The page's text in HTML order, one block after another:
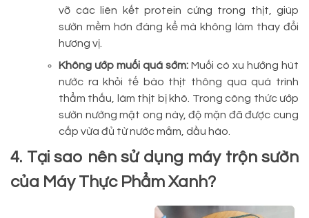
vỡ các liên kết protein cứng trong thịt, giúp
sườn mềm hơn đáng kể mà không làm thay đổi
hương vị.
Không ướp muối quá sớm: Muối có xu hướng hút
nước ra khỏi tế bào thịt thông qua quá trình
thẩm thấu, làm thịt bị khô. Trong công thức ướp
sườn nướng mật ong này, độ mặn đã được cung
cấp vừa đủ từ nước mắm, dầu hào.
4. Tại sao nên sử dụng máy trộn sườn
của Máy Thực Phẩm Xanh?